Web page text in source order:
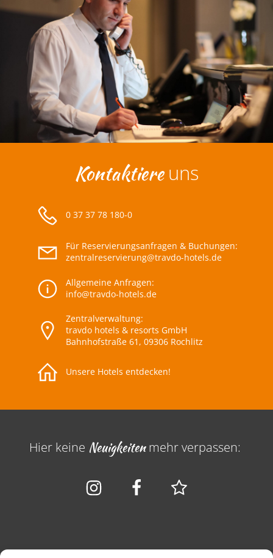
Kontaktiereuns
0 37 37 78 180-0
Für Reservierungsanfragen & Buchungen:
zentralreservierung@travdo-hotels.de
Allgemeine Anfragen:
info@travdo-hotels.de
Zentralverwaltung:
travdo hotels & resorts GmbH
Bahnhofstraße 61, 09306 Rochlitz
Unsere Hotels entdecken!
Hier keine Neuigkeitenmehr verpassen: